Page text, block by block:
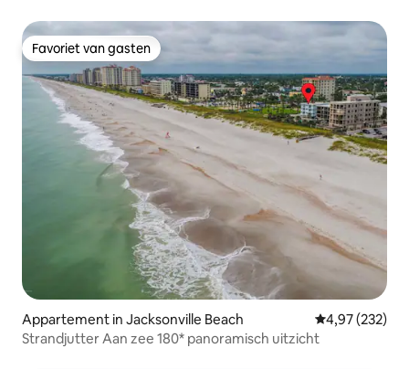
Favoriet van gasten
Favoriet van gasten
Appartement in Jacksonville Beach Gemiddelde
4,97 (232)
Strandjutter Aan zee 180* panoramisch uitzicht